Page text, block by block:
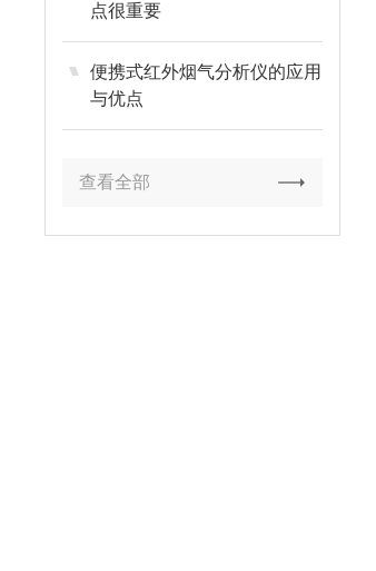
点很重要
便携式红外烟气分析仪的应用
与优点
查看全部